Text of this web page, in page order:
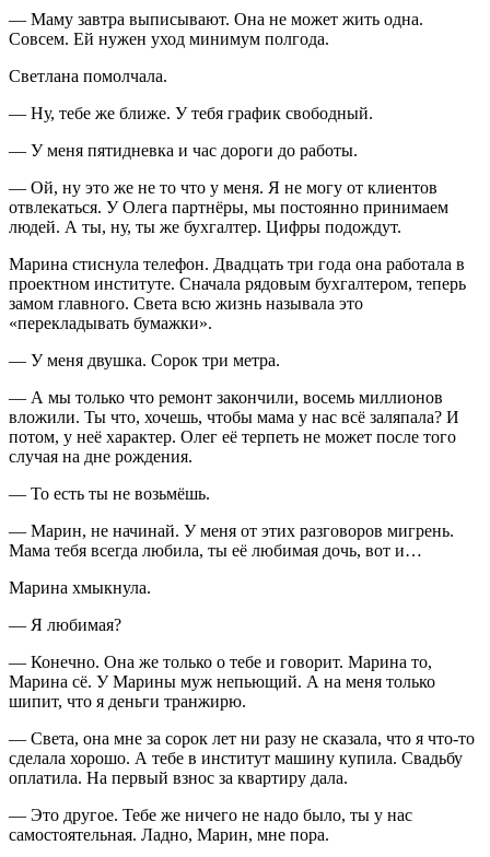
— Маму завтра выписывают. Она не может жить одна.
Совсем. Ей нужен уход минимум полгода.
Светлана помолчала.
— Ну, тебе же ближе. У тебя график свободный.
— У меня пятидневка и час дороги до работы.
— Ой, ну это же не то что у меня. Я не могу от клиентов
отвлекаться. У Олега партнёры, мы постоянно принимаем
людей. А ты, ну, ты же бухгалтер. Цифры подождут.
Марина стиснула телефон. Двадцать три года она работала в
проектном институте. Сначала рядовым бухгалтером, теперь
замом главного. Света всю жизнь называла это
«перекладывать бумажки».
— У меня двушка. Сорок три метра.
— А мы только что ремонт закончили, восемь миллионов
вложили. Ты что, хочешь, чтобы мама у нас всё заляпала? И
потом, у неё характер. Олег её терпеть не может после того
случая на дне рождения.
— То есть ты не возьмёшь.
— Марин, не начинай. У меня от этих разговоров мигрень.
Мама тебя всегда любила, ты её любимая дочь, вот и…
Марина хмыкнула.
— Я любимая?
— Конечно. Она же только о тебе и говорит. Марина то,
Марина сё. У Марины муж непьющий. А на меня только
шипит, что я деньги транжирю.
— Света, она мне за сорок лет ни разу не сказала, что я что-то
сделала хорошо. А тебе в институт машину купила. Свадьбу
оплатила. На первый взнос за квартиру дала.
— Это другое. Тебе же ничего не надо было, ты у нас
самостоятельная. Ладно, Марин, мне пора.